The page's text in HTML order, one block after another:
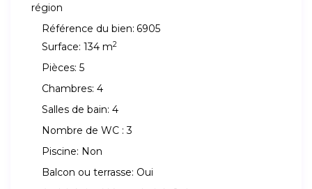
région
Référence du bien: 6905
Surface: 134 m2
Pièces: 5
Chambres: 4
Salles de bain: 4
Nombre de WC : 3
Piscine: Non
Balcon ou terrasse: Oui